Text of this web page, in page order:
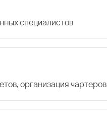
специалистов
организация чартеров